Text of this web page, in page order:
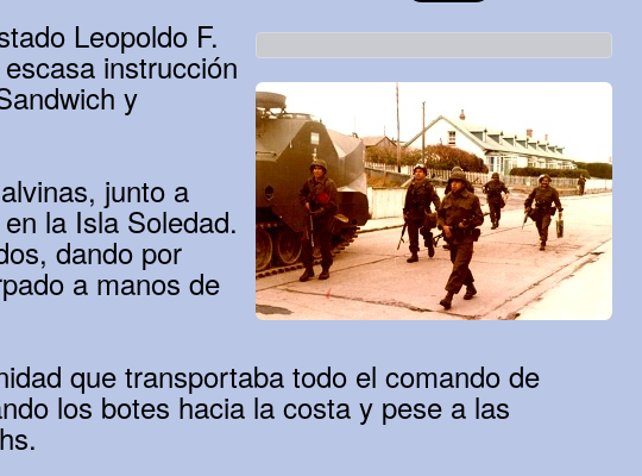
Leopoldo F.
instrucción
y
junto a
la Isla Soledad.
dando por
a manos de
que transportaba todo el comando de
los botes hacia la costa y pese a las